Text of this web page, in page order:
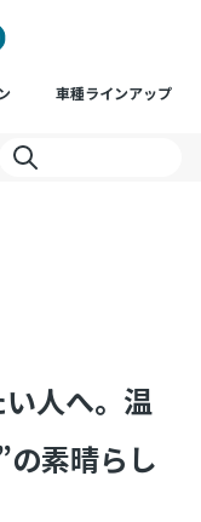
車種ラインアップ
人へ。温
素晴らし